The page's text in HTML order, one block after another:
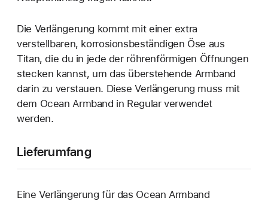
Die Verlängerung kommt mit einer extra
verstellbaren, korrosions­beständigen Öse aus
Titan, die du in jede der röhren­förmigen Öffnungen
stecken kannst, um das überstehende Armband
darin zu verstauen. Diese Verlängerung muss mit
dem Ocean Armband in Regular verwendet
werden.
Lieferumfang
Eine Verlängerung für das Ocean Armband